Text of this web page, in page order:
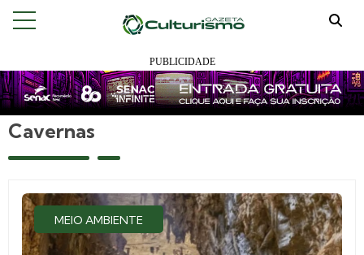
Cavernas
MEIO AMBIENTE